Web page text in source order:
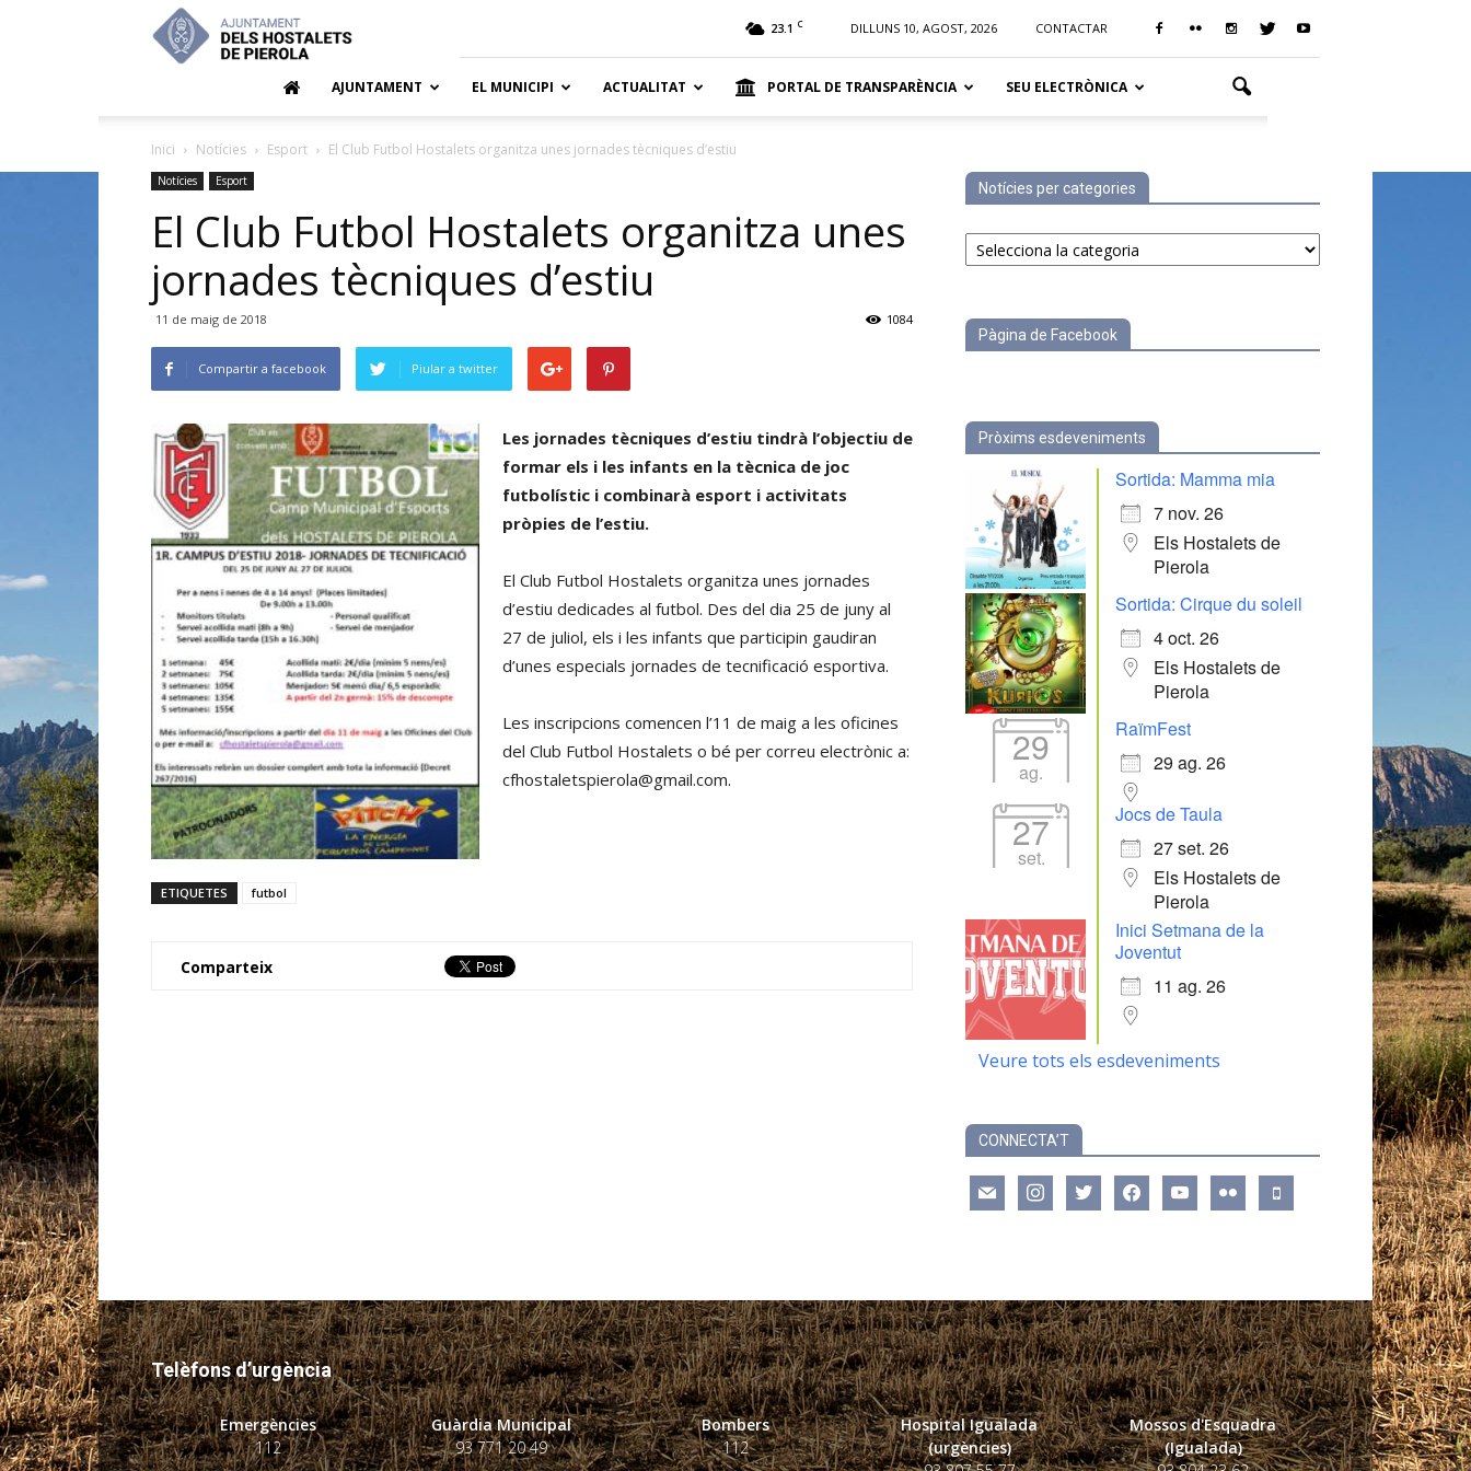
Hostalets
de
23.1 C DILLUNS 10, AGOST, 2026 CONTACTAR
AJUNTAMENT EL MUNICIPI ACTUALITAT PORTAL DE TRANSPARÈNCIA SEU ELECTRÒNICA
Inici Notícies Esport El Club Futbol Hostalets organitza unes jornades tècniques d’estiu
Notícies Esport
El Club Futbol Hostalets organitza unes
jornades tècniques d’estiu
11 de maig de 2018 1084
Compartir a facebook Piular a twitter
Les jornades tècniques d’estiu tindrà l’objectiu de
formar els i les infants en la tècnica de joc
futbolístic i combinarà esport i activitats
pròpies de l’estiu.
El Club Futbol Hostalets organitza unes jornades
d’estiu dedicades al futbol. Des del dia 25 de juny al
27 de juliol, els i les infants que participin gaudiran
d’unes especials jornades de tecnificació esportiva.
Les inscripcions comencen l’11 de maig a les oficines
del Club Futbol Hostalets o bé per correu electrònic a:
cfhostaletspierola@gmail.com.
ETIQUETES futbol
Comparteix
Notícies per categories
Notícies
per
Pàgina de Facebook
Pròxims esdeveniments
Sortida: Mamma mia
7 nov. 26
Els Hostalets de
Pierola
Sortida: Cirque du soleil
4 oct. 26
Els Hostalets de
Pierola
29
ag.
RaïmFest
29 ag. 26
27
set.
Jocs de Taula
27 set. 26
Els Hostalets de
Pierola
Inici Setmana de la
Joventut
11 ag. 26
Veure tots els esdeveniments
CONNECTA’T
mail instagramtwitter facebookyoutube flickr mobile
Telèfons d’urgència
Emergències
112
Guàrdia Municipal
93 771 20 49
Bombers
112
Hospital Igualada
(urgències)
Mossos d'Esquadra
(Igualada)